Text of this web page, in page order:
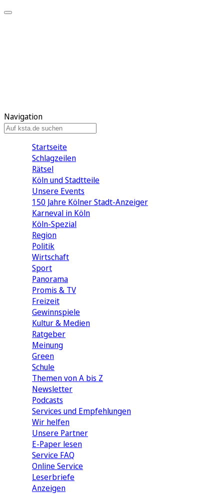
Navigation
Startseite
Schlagzeilen
Rätsel
Köln und Stadtteile
Unsere Events
150 Jahre Kölner Stadt-Anzeiger
Karneval in Köln
Köln-Spezial
Region
Politik
Wirtschaft
Sport
Panorama
Promis & TV
Freizeit
Gewinnspiele
Kultur & Medien
Ratgeber
Meinung
Green
Schule
Themen von A bis Z
Newsletter
Podcasts
Services und Empfehlungen
Wir helfen
Unsere Partner
E-Paper lesen
Service FAQ
Online Service
Leserbriefe
Anzeigen